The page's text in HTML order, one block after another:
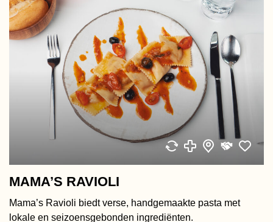
MAMA’S RAVIOLI
Mama’s Ravioli biedt verse, handgemaakte pasta met
lokale en seizoensgebonden ingrediënten.